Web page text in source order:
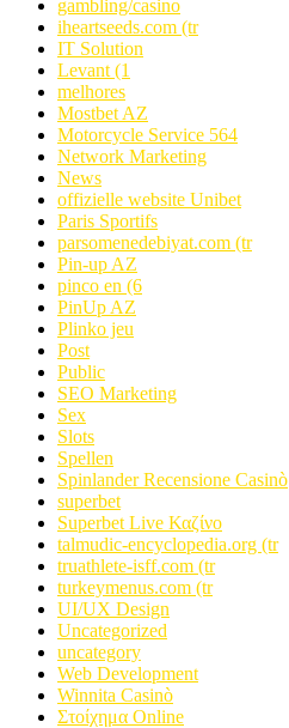
gambling/casino
iheartseeds.com (tr
IT Solution
Levant (1
melhores
Mostbet AZ
Motorcycle Service 564
Network Marketing
News
offizielle website Unibet
Paris Sportifs
parsomenedebiyat.com (tr
Pin-up AZ
pinco en (6
PinUp AZ
Plinko jeu
Post
Public
SEO Marketing
Sex
Slots
Spellen
Spinlander Recensione Casinò
superbet
Superbet Live Καζίνο
talmudic-encyclopedia.org (tr
truathlete-isff.com (tr
turkeymenus.com (tr
UI/UX Design
Uncategorized
uncategory
Web Development
Winnita Casinò
Στοίχημα Online